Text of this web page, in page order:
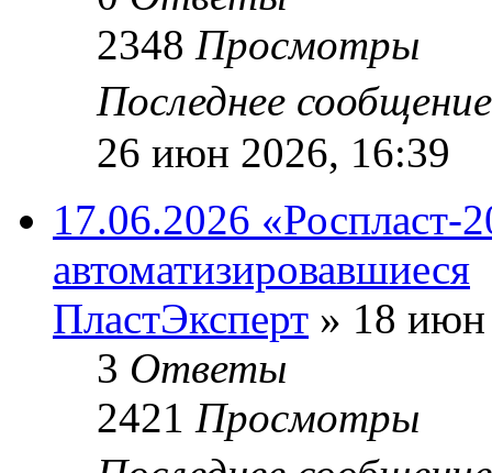
2348 Просмотры
Последнее
26 июн 2026, 16:39
17.06.2026 «Роспласт-
автоматизировавшиеся
ПластЭксперт » 18 июн
3 Ответы
2421 Просмотры